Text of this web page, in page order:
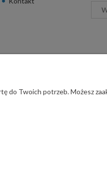
do Twoich potrzeb. Możesz